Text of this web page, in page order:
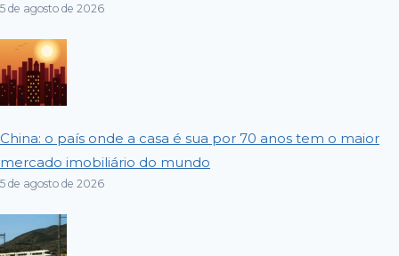
5 de agosto de 2026
China: o país onde a casa é sua por 70 anos tem o maior
mercado imobiliário do mundo
5 de agosto de 2026